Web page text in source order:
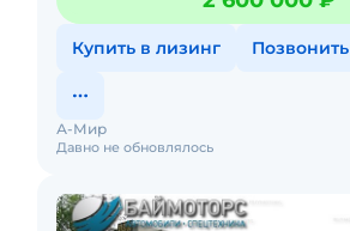
2800 об/мин, объ
Купить в лизинг Позвонить
Давно не обновлялось
А-Мир